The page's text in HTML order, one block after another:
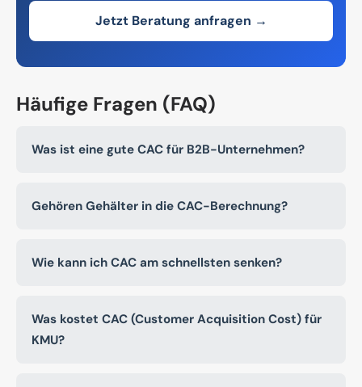
Jetzt Beratung anfragen →
Häufige Fragen (FAQ)
Was ist eine gute CAC für B2B-Unternehmen?
Gehören Gehälter in die CAC-Berechnung?
Wie kann ich CAC am schnellsten senken?
Was kostet CAC (Customer Acquisition Cost) für
KMU?